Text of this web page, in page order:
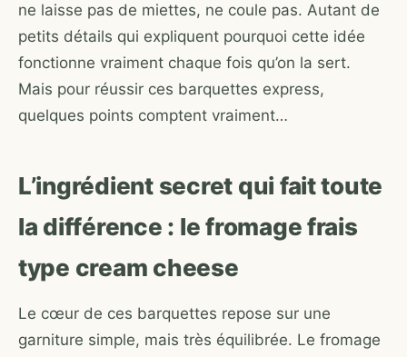
ne laisse pas de miettes, ne coule pas. Autant de
petits détails qui expliquent pourquoi cette idée
fonctionne vraiment chaque fois qu’on la sert.
Mais pour réussir ces barquettes express,
quelques points comptent vraiment…
L’ingrédient secret qui fait toute
la différence : le fromage frais
type cream cheese
Le cœur de ces barquettes repose sur une
garniture simple, mais très équilibrée. Le fromage